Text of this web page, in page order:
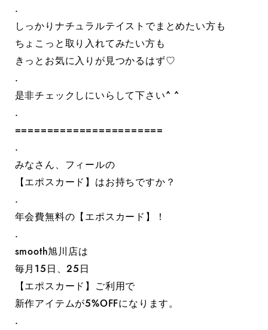
.
しっかりナチュラルテイストでまとめたい方も
ちょこっと取り入れてみたい方も
きっとお気に入りが見つかるはず♡
.
是非チェックしにいらして下さい^ ^
.
=======================
.
みなさん、フィールの
【エポスカード】はお持ちですか？
.
年会費無料の【エポスカード】！
.
smooth旭川店は
毎月15日、25日
【エポスカード】ご利用で
新作アイテムが5%OFFになります。
.